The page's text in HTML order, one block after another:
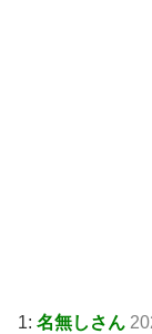
1: 名無しさん